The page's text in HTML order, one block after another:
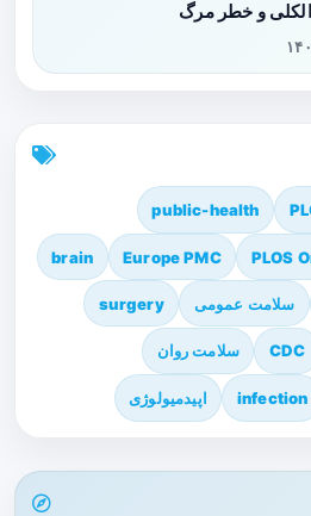
و خطر مرگ
۱۹
public-health
PLOS
Europe PMC
brain
سلامت عمومی surgery
CDC سلامت روان
infection اپیدمیولوژی